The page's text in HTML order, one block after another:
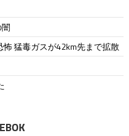
猛毒ガスが42km先まで拡散